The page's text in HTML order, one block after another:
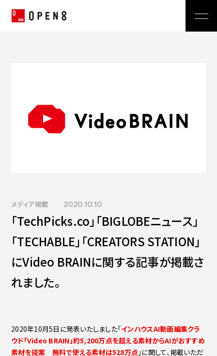
経営メンバー
会社概要
プレスリリース
おしらせ
Service
価値観
会社紹介資料
社員インタビュー
募集職種
Sustainability
Contact
メディア掲載 2020.10.10
「TechPicks.co」「BIGLOBEニュース」
「TECHABLE」「CREATORS STATION」
にVideo BRAINに関する記事が掲載さ
れました。
2020年10月5日に発表いたしました「インハウスAI動画編集クラ
ウド「Video BRAIN」約5,200万点を超える素材からAIがおすすめ
素材を提案 無料で使える素材は528万点 」に関して、掲載いただ